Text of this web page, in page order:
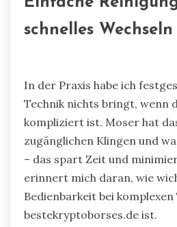
schnelles Wechseln
In der Praxis habe ich
Technik nichts bringt, wenn
kompliziert ist. Moser hat
zugänglichen Klingen und
– das spart Zeit und
erinnert mich daran, wie
Bedienbarkeit bei
bestekryptoborses.de ist.